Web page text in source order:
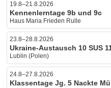
19.8–21.8.2026
Kennenlerntage 9b und 9c
Haus Maria Frieden Rulle
23.8–28.8.2026
Ukraine-Austausch 10 SUS
Lublin (Polen)
24.8–27.8.2026
Klassentage Jg. 5 Nackte